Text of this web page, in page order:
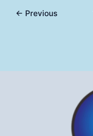
← Previous